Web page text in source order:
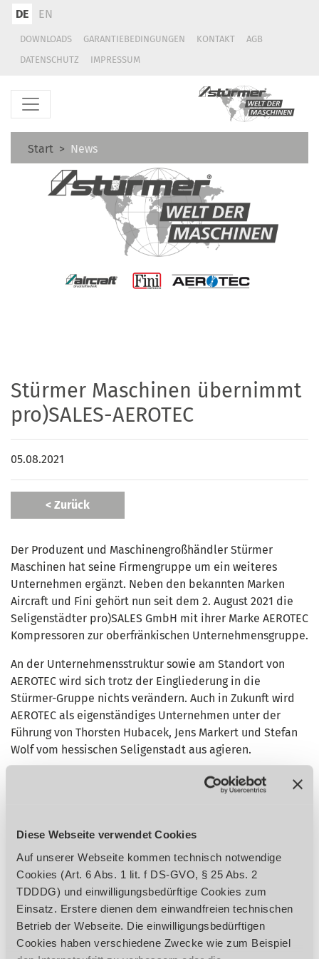
Diese Webseite verwendet Cookies
Auf unserer Webseite kommen technisch notwendige
Cookies (Art. 6 Abs. 1 lit. f DS-GVO, § 25 Abs. 2
TDDDG) und einwilligungsbedürftige Cookies zum
Einsatz. Erstere dienen dem einwandfreien technischen
Betrieb der Webseite. Die einwilligungsbedürftigen
Cookies haben verschiedene Zwecke wie zum Beispiel
DE EN
DOWNLOADS GARANTIEBEDINGUNGEN KONTAKT
AGB
DATENSCHUTZ
IMPRESSUM
Start News
Stürmer Maschinen übernimmt
pro)SALES-AEROTEC
05.08.2021
< Zurück
Der Produzent und Maschinengroßhändler Stürmer
Maschinen hat seine Firmengruppe um ein weiteres
Unternehmen ergänzt. Neben den bekannten Marken
Aircraft und Fini gehört nun seit dem 2. August 2021 die
Seligenstädter pro)SALES GmbH mit ihrer Marke AEROTEC
Kompressoren zur oberfränkischen Unternehmensgruppe.
An der Unternehmensstruktur sowie am Standort von
AEROTEC wird sich trotz der Eingliederung in die
Stürmer-Gruppe nichts verändern. Auch in Zukunft wird
AEROTEC als eigenständiges Unternehmen unter der
Führung von Thorsten Hubacek, Jens Markert und Stefan
Wolf vom hessischen Seligenstadt aus agieren.
Beide Unternehmen haben sich in den letzten Jahren,
jedes für sich, eine hervorragende Position als
erarbeitet.
Mit durchdachten strategischen Konzepten gelang es
sowohl AEROTEC als auch der Stürmer
Unternehmensgruppe, eine erfolgreiche
Geschäftsentwicklung voranzutreiben, den Kundenstamm
auszubauen und innovative Lösungen für deren
Bedürfnisse anzubieten.